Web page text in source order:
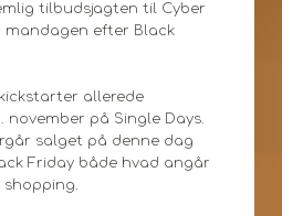
tilbudsjagten til Cyber
mandagen efter Black
allerede
november på Single Days.
salget på denne dag
Friday både hvad angår
shopping.